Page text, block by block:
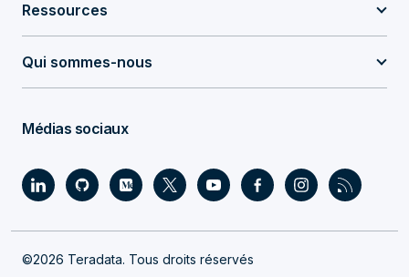
Ressources
Qui sommes-nous
Médias sociaux
©2026 Teradata. Tous droits réservés